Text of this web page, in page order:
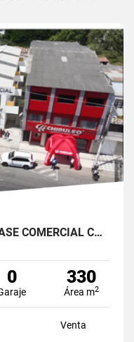
LA LIBERTAD SANTA ELENA PASE COMERCIAL CON 8 LOCALES EN VENTA
0 330
Área m2
Venta